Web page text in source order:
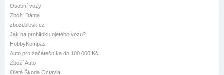
Osobní vozy
Zboží Dáma
zbozi.blesk.cz
Jak na prohlídku ojetého vozu?
HobbyKompas
Auto pro začátečníka do 100 000 Kč
Zboží Auto
Ojetá Škoda Octavia